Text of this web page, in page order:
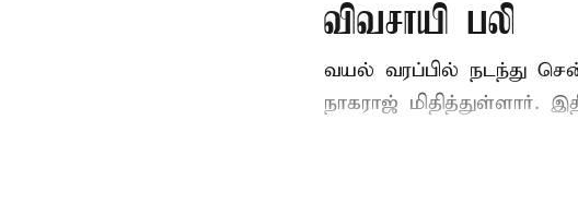
விவசாயி பலி
வயல் வரப்பில் நடந்து
நாகராஜ் மிதித்துள்ளார்.